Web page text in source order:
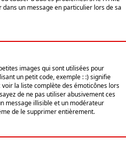
un message en particulier lors de sa
images qui sont utilisées pour
un petit code, exemple : :) signifie
la liste complète des émoticônes lors
de ne pas utiliser abusivement ces
message illisible et un modérateur
de le supprimer entièrement.